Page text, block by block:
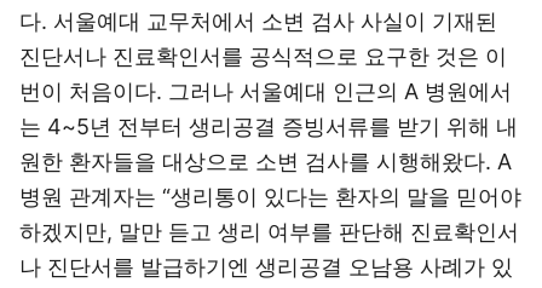
다. 서울예대 교무처에서 소변 검사 사실이 기재된
진단서나 진료확인서를 공식적으로 요구한 것은 이
번이 처음이다. 그러나 서울예대 인근의 A 병원에서
는 4~5년 전부터 생리공결 증빙서류를 받기 위해 내
원한 환자들을 대상으로 소변 검사를 시행해왔다. A
병원 관계자는 “생리통이 있다는 환자의 말을 믿어야
하겠지만, 말만 듣고 생리 여부를 판단해 진료확인서
나 진단서를 발급하기엔 생리공결 오남용 사례가 있